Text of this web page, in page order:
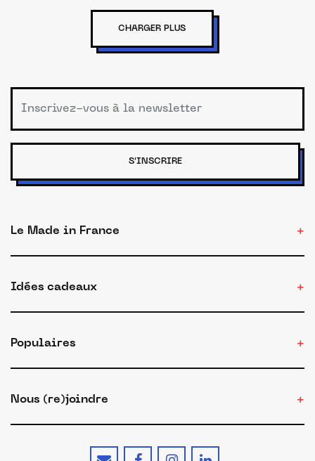
CHARGER PLUS
S'INSCRIRE
Le Made in France
Idées cadeaux
Populaires
Nous (re)joindre